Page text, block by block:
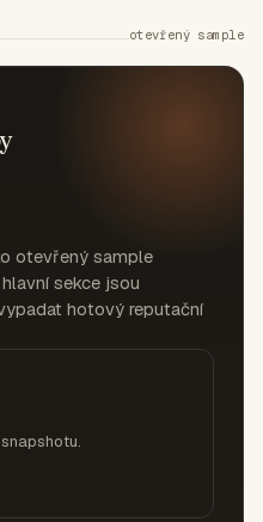
otevřený sample
otevřený sample
sekce jsou
hotový reputační